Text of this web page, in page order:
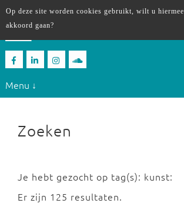
Menu ↓
Zoeken
Je hebt gezocht op tag(s): kunst:
Er zijn 125 resultaten.
Op deze site worden cookies gebruikt, wilt u hiermee
akkoord gaan?